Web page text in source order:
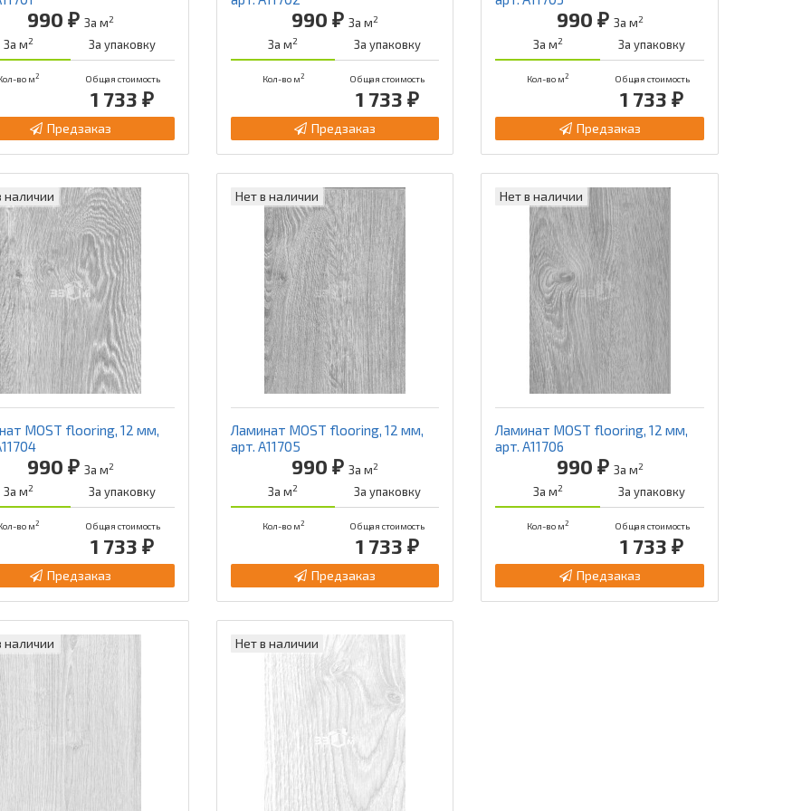
990 ₽ За м2
За м2 За упаковку
во м2 Общая стоимость
1 733 ₽
Предзаказ
990 ₽За м2
За м2 За упаковку
Кол-во м2 Общая стоимость
1 733 ₽
Предзаказ
990 ₽ За м2
За м2 За упаковку
Кол-во м2 Общая стоимость
1 733 ₽
Предзаказ
наличии
MOST flooring, 12 мм,
990 ₽ За м2
За м2 За упаковку
во м2 Общая стоимость
1 733 ₽
Предзаказ
Нет в наличии
Ламинат MOST flooring, 12 мм,
арт. А11705
990 ₽За м2
За м2 За упаковку
Кол-во м2 Общая стоимость
1 733 ₽
Предзаказ
Нет в наличии
Ламинат MOST flooring, 12 мм,
арт. А11706
990 ₽ За м2
За м2 За упаковку
Кол-во м2 Общая стоимость
1 733 ₽
Предзаказ
наличии Нет в наличии